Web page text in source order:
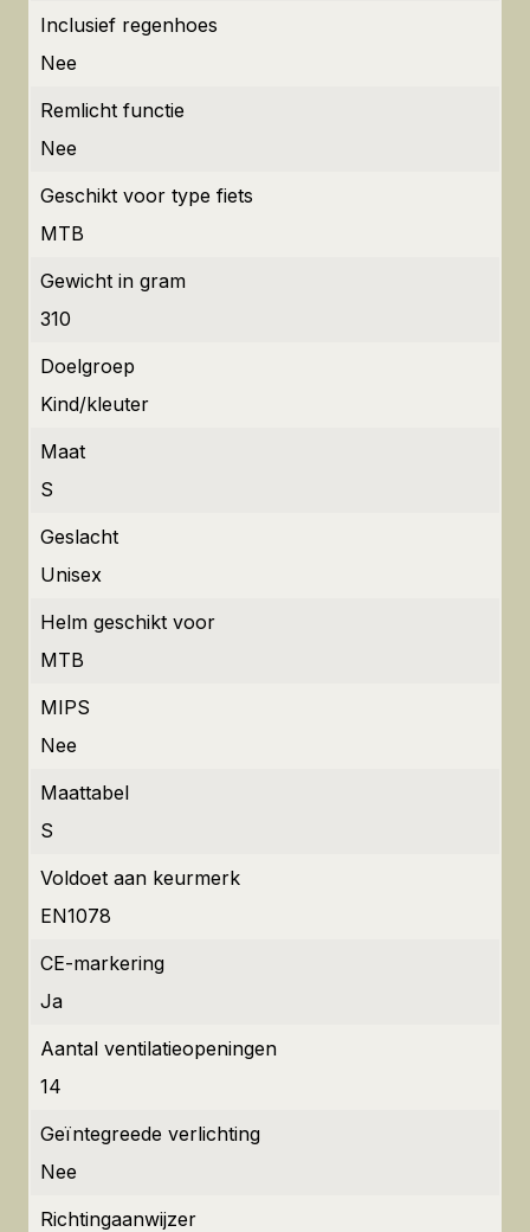
Inclusief regenhoes
Nee
Remlicht functie
Nee
Geschikt voor type fiets
MTB
Gewicht in gram
310
Doelgroep
Kind/kleuter
Maat
S
Geslacht
Unisex
Helm geschikt voor
MTB
MIPS
Nee
Maattabel
S
Voldoet aan keurmerk
EN1078
CE-markering
Ja
Aantal ventilatieopeningen
14
Geïntegreede verlichting
Nee
Richtingaanwijzer